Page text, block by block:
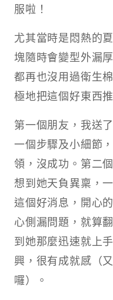
服啦！
尤其當時是悶熱的
塊隨時會變型外漏
都再也沒用過衛生
極地把這個好東西
第一個朋友，我送
一個步驟及小細節
領，沒成功。第二
想到她天負異稟，
這個好消息，開心
心側漏問題，就算
到她那麼迅速就上
興，很有成就感（
囉）。